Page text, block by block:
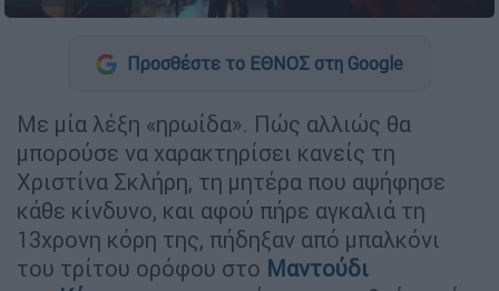
Προσθέστε το ΕΘΝΟΣ στη Google
Με μία λέξη «ηρωίδα». Πώς αλλιώς θα
μπορούσε να χαρακτηρίσει κανείς τη
Χριστίνα Σκλήρη, τη μητέρα που αψήφησε
κάθε κίνδυνο, και αφού πήρε αγκαλιά τη
13χρονη κόρη της, πήδηξαν από μπαλκόνι
του τρίτου ορόφου στο Μαντούδι